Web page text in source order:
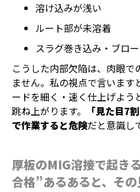
溶け込みが浅い
ルート部が未溶着
スラグ巻き込み・ブロ
こうした内部欠陥は、肉眼
ません。私の視点で言います
ードを細く・速く仕上げよう
跳ね上がります。
「見た目7
で作業すると危険だと意識し
厚板のMIG溶接で起き
合格”あるあると、そ